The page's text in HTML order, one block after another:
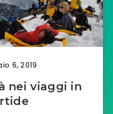
6, 2019
nei viaggi in